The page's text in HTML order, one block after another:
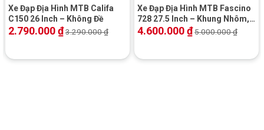
Xe Đạp Địa Hình MTB Califa
C150 26 Inch – Không Đề
2.790.000₫3.290.000₫
Xe Đạp Địa Hình MTB Fascino
728 27.5 Inch – Khung Nhôm,
Shimano
4.600.000₫5.000.000₫